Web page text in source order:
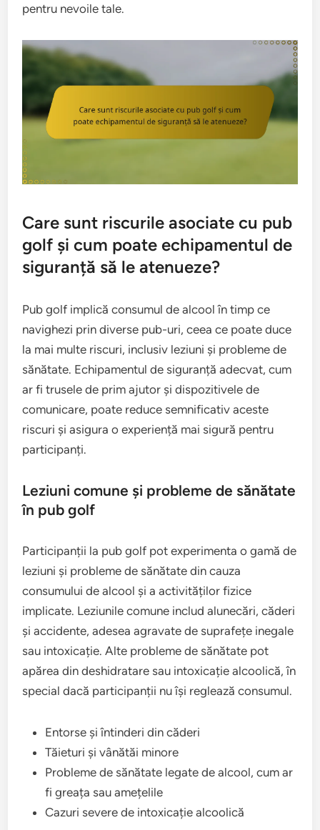
pentru nevoile tale.
Care sunt riscurile asociate cu pub
golf și cum poate echipamentul de
siguranță să le atenueze?
Pub golf implică consumul de alcool în timp ce
navighezi prin diverse pub-uri, ceea ce poate duce
la mai multe riscuri, inclusiv leziuni și probleme de
sănătate. Echipamentul de siguranță adecvat, cum
ar fi trusele de prim ajutor și dispozitivele de
comunicare, poate reduce semnificativ aceste
riscuri și asigura o experiență mai sigură pentru
participanți.
Leziuni comune și probleme de sănătate
în pub golf
Participanții la pub golf pot experimenta o gamă de
leziuni și probleme de sănătate din cauza
consumului de alcool și a activităților fizice
implicate. Leziunile comune includ alunecări, căderi
și accidente, adesea agravate de suprafețe inegale
sau intoxicație. Alte probleme de sănătate pot
apărea din deshidratare sau intoxicație alcoolică, în
special dacă participanții nu își reglează consumul.
Entorse și întinderi din căderi
Tăieturi și vânătăi minore
Probleme de sănătate legate de alcool, cum ar
fi greața sau amețelile
Cazuri severe de intoxicație alcoolică